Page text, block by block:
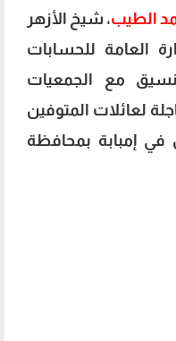
الطيب، شيخ الأزهر
العامة للحسابات
مع الجمعيات
لعائلات المتوفين
إمبابة بمحافظة